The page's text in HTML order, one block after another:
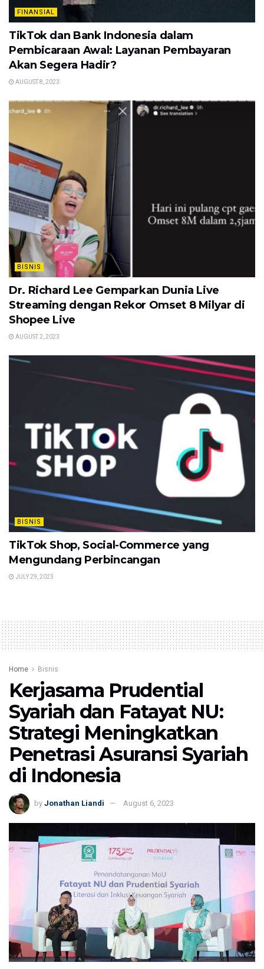
FINANSIAL
TikTok dan Bank Indonesia dalam
Pembicaraan Awal: Layanan Pembayaran
Akan Segera Hadir?
AUGUST 8, 2023
BISNIS
Dr. Richard Lee Gemparkan Dunia Live
Streaming dengan Rekor Omset 8 Milyar di
Shopee Live
AUGUST 2, 2023
BISNIS
TikTok Shop, Social-Commerce yang
Mengundang Perbincangan
JULY 29, 2023
Home Bisnis
Kerjasama Prudential
Syariah dan Fatayat NU:
Strategi Meningkatkan
Penetrasi Asuransi Syariah
di Indonesia
by Jonathan Liandi August 6, 2023